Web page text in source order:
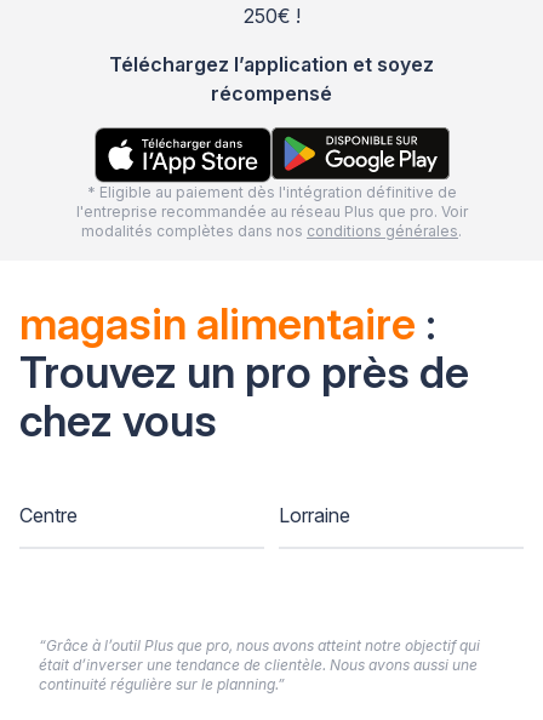
250€ !
Téléchargez l’application et soyez
récompensé
* Eligible au paiement dès l'intégration définitive de
l'entreprise recommandée au réseau Plus que pro. Voir
modalités complètes dans nos conditions générales.
magasin alimentaire :
Trouvez un pro près de
chez vous
Centre Lorraine
“Grâce à l’outil Plus que pro, nous avons atteint notre objectif qui
était d’inverser une tendance de clientèle. Nous avons aussi une
continuité régulière sur le planning.”